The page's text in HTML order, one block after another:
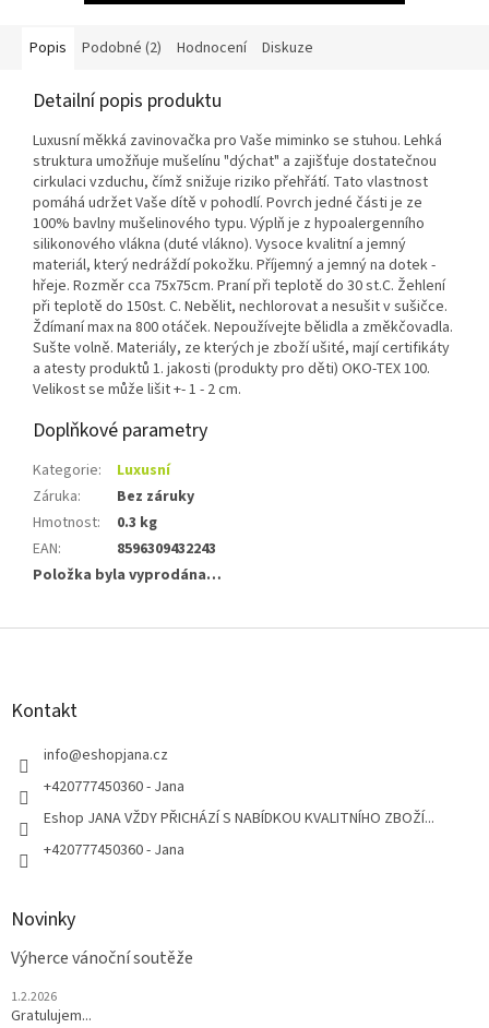
Popis Podobné (2) Hodnocení Diskuze
Detailní popis produktu
Luxusní měkká zavinovačka pro Vaše miminko se stuhou. Lehká
struktura umožňuje mušelínu "dýchat" a zajišťuje dostatečnou
cirkulaci vzduchu, čímž snižuje riziko přehřátí. Tato vlastnost
pomáhá udržet Vaše dítě v pohodlí. Povrch jedné části je ze
100% bavlny mušelinového typu. Výplň je z hypoalergenního
silikonového vlákna (duté vlákno). Vysoce kvalitní a jemný
materiál, který nedráždí pokožku. Příjemný a jemný na dotek -
hřeje. Rozměr cca 75x75cm. Praní při teplotě do 30 st.C. Žehlení
při teplotě do 150st. C. Nebělit, nechlorovat a nesušit v sušičce.
Ždímaní max na 800 otáček. Nepoužívejte bělidla a změkčovadla.
Sušte volně. Materiály, ze kterých je zboží ušité, mají certifikáty
a atesty produktů 1. jakosti (produkty pro děti) OKO-TEX 100.
Velikost se může lišit +- 1 - 2 cm.
Doplňkové parametry
Kategorie:
Luxusní
Záruka:
Bez záruky
Hmotnost:
0.3 kg
EAN:
8596309432243
Položka byla vyprodána…
Z
Kontakt
info@eshopjana.cz
+420777450360 - Jana
Eshop JANA VŽDY PŘICHÁZÍ S NABÍDKOU KVALITNÍHO ZBOŽÍ...
+420777450360 - Jana
Novinky
Výherce vánoční soutěže
1.2.2026
Gratulujem...